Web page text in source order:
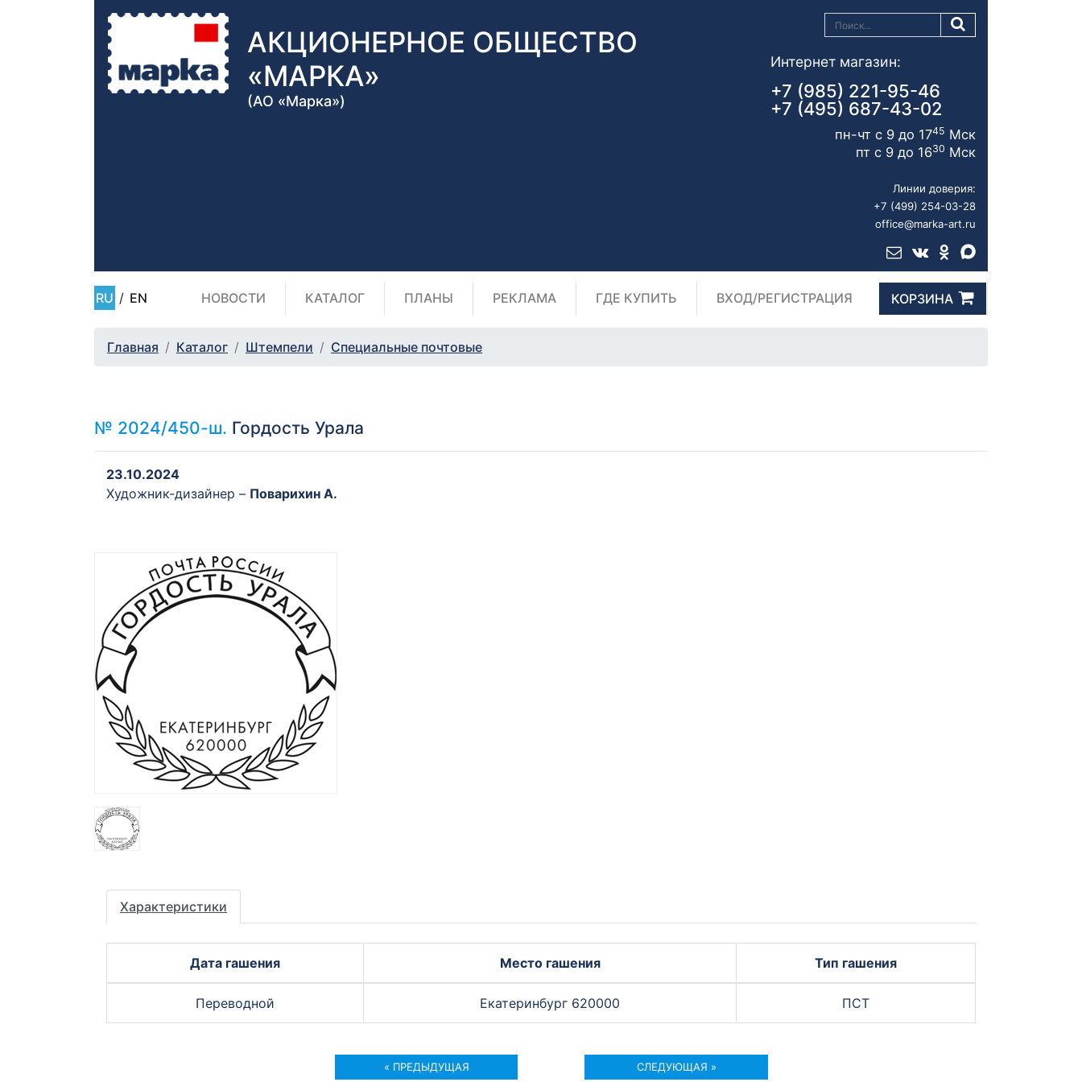
АКЦИОНЕРНОЕ ОБЩЕСТВО
«МАРКА»
(АО «Марка»)
Интернет магазин:
+7 (985) 221-95-46
+7 (495) 687-43-02
пн-чт с 9 до 1745 Мск
пт с 9 до 1630 Мск
Линии доверия:
+7 (499) 254-03-28
office@marka-art.ru
RU / EN НОВОСТИ КАТАЛОГ ПЛАНЫ РЕКЛАМА ГДЕ КУПИТЬ ВХОД/РЕГИСТРАЦИЯ КОРЗИНА
Главная Каталог Штемпели Специальные почтовые
№ 2024/450-ш. Гордость Урала
23.10.2024
Художник-дизайнер – Поварихин А.
Характеристики
Дата гашения Место гашения Тип гашения
Переводной Екатеринбург 620000 ПСТ
« ПРЕДЫДУЩАЯ СЛЕДУЮЩАЯ »